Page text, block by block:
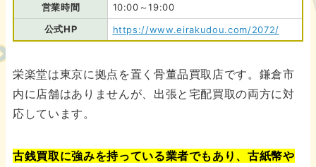
営業時間
10:00～19:00
公式HP
https://www.eirakudou.com/2072/
栄楽堂は東京に拠点を置く骨董品買取店です。鎌倉市
内に店舗はありませんが、出張と宅配買取の両方に対
応しています。
古銭買取に強みを持っている業者でもあり、古紙幣や